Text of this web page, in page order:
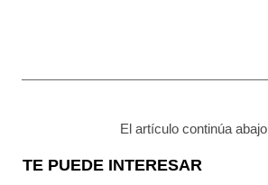
El artículo continúa abajo
TE PUEDE INTERESAR